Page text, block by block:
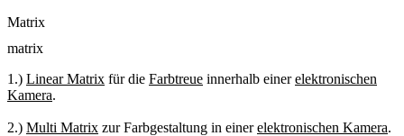
Matrix
matrix
1.) Linear Matrix für die Farbtreue innerhalb einerelektronischen
Kamera.
2.) Multi Matrix zur Farbgestaltung in einerelektronischen Kamera.